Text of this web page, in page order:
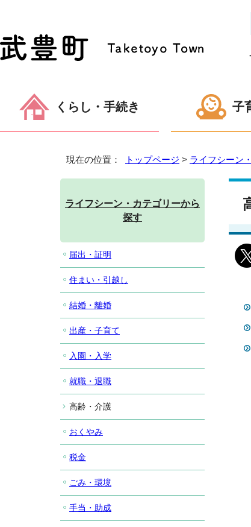
くらし・手続き 子
現在の位置： トップページ > ライフシーン
ライフシーン・カテゴリーから
探す
届出・証明
住まい・引越し
結婚・離婚
出産・子育て
入園・入学
就職・退職
高齢・介護
おくやみ
税金
ごみ・環境
手当・助成